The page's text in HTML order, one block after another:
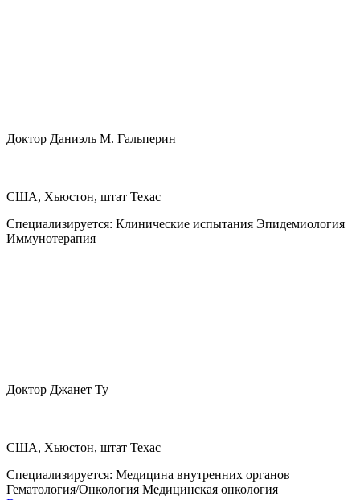
Доктор Даниэль М. Гальперин
США, Хьюстон, штат Техас
Специализируется: Клинические испытания Эпидемиология
Иммунотерапия
Доктор Джанет Ту
США, Хьюстон, штат Техас
Специализируется: Медицина внутренних органов
Гематология/Онкология Медицинская онкология